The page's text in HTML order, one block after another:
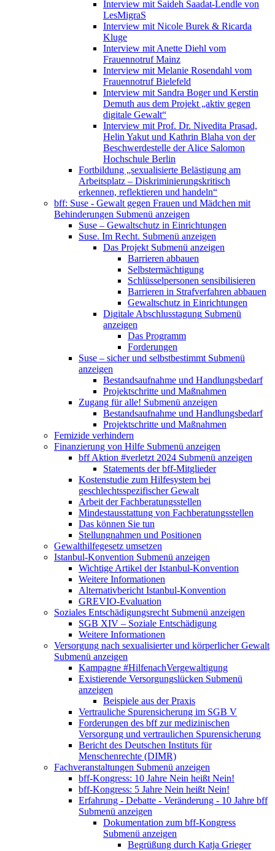
Interview mit Saideh Saadat-Lendle von
LesMigraS
Interview mit Nicole Burek & Ricarda
Kluge
Interview mit Anette Diehl vom
Frauennotruf Mainz
Interview mit Melanie Rosendahl vom
Frauennotruf Bielefeld
Interview mit Sandra Boger und Kerstin
Demuth aus dem Projekt „aktiv gegen
digitale Gewalt“
Interview mit Prof. Dr. Nivedita Prasad,
Helin Yakut und Kathrin Blaha von der
Beschwerdestelle der Alice Salomon
Hochschule Berlin
Fortbildung „sexualisierte Belästigung am
Arbeitsplatz – Diskriminierungskritisch
erkennen, reflektieren und handeln“
bff: Suse - Gewalt gegen Frauen und Mädchen mit
Behinderungen Submenü anzeigen
Suse – Gewaltschutz in Einrichtungen
Suse. Im Recht. Submenü anzeigen
Das Projekt Submenü anzeigen
Barrieren abbauen
Selbstermächtigung
Schlüsselpersonen sensibilisieren
Barrieren in Strafverfahren abbauen
Gewaltschutz in Einrichtungen
Digitale Abschlusstagung Submenü
anzeigen
Das Programm
Forderungen
Suse – sicher und selbstbestimmt Submenü
anzeigen
Bestandsaufnahme und Handlungsbedarf
Projektschritte und Maßnahmen
Zugang für alle! Submenü anzeigen
Bestandsaufnahme und Handlungsbedarf
Projektschritte und Maßnahmen
Femizide verhindern
Finanzierung von Hilfe Submenü anzeigen
bff Aktion #verletzt 2024 Submenü anzeigen
Statements der bff-Mitglieder
Kostenstudie zum Hilfesystem bei
geschlechtsspezifischer Gewalt
Arbeit der Fachberatungsstellen
Mindestausstattung von Fachberatungsstellen
Das können Sie tun
Stellungnahmen und Positionen
Gewalthilfegesetz umsetzen
Istanbul-Konvention Submenü anzeigen
Wichtige Artikel der Istanbul-Konvention
Weitere Informationen
Alternativbericht Istanbul-Konvention
GREVIO-Evaluation
Soziales Entschädigungsrecht Submenü anzeigen
SGB XIV – Soziale Entschädigung
Weitere Informationen
Versorgung nach sexualisierter und körperlicher Gewalt
Submenü anzeigen
Kampagne #HilfenachVergewaltigung
Existierende Versorgungslücken Submenü
anzeigen
Beispiele aus der Praxis
Vertrauliche Spurensicherung im SGB V
Forderungen des bff zur medizinischen
Versorgung und vertraulichen Spurensicherung
Bericht des Deutschen Instituts für
Menschenrechte (DIMR)
Fachveranstaltungen Submenü anzeigen
bff-Kongress: 10 Jahre Nein heißt Nein!
bff-Kongress: 5 Jahre Nein heißt Nein!
Erfahrung - Debatte - Veränderung - 10 Jahre bff
Submenü anzeigen
Dokumentation zum bff-Kongress
Submenü anzeigen
Begrüßung durch Katja Grieger